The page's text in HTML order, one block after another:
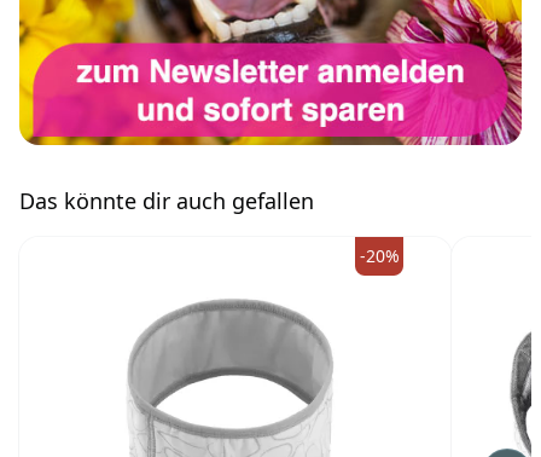
Das könnte dir auch gefallen
-20%